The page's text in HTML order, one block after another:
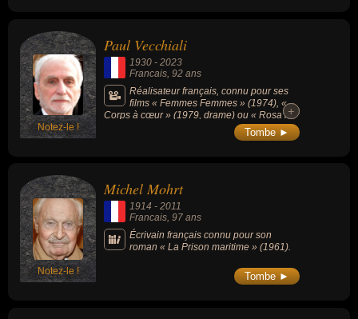
Notez-le !
Paul Vecchiali
1930 - 2023
Francais, 92 ans
Réalisateur français, connu pour ses
films « Femmes Femmes » (1974), «
Corps à cœur » (1979, drame) ou « Rosa la
rose, fille publique » (1986, drame).
+
+
Tombe ►
Notez-le !
Michel Mohrt
1914 - 2011
Francais, 97 ans
Écrivain français connu pour son
roman « La Prison maritime » (1961).
Tombe ►